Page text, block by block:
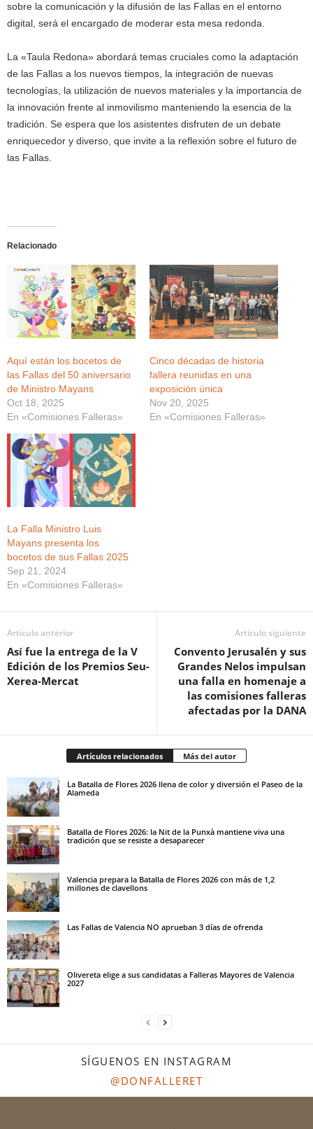
sobre la comunicación y la difusión de las Fallas en el entorno
digital, será el encargado de moderar esta mesa redonda.
La «Taula Redona» abordará temas cruciales como la adaptación
de las Fallas a los nuevos tiempos, la integración de nuevas
tecnologías, la utilización de nuevos materiales y la importancia de
la innovación frente al inmovilismo manteniendo la esencia de la
tradición. Se espera que los asistentes disfruten de un debate
enriquecedor y diverso, que invite a la reflexión sobre el futuro de
las Fallas.
Relacionado
Aquí están los bocetos de
las Fallas del 50 aniversario
de Ministro Mayans
Oct 18, 2025
En «Comisiones Falleras»
Cinco décadas de historia
fallera reunidas en una
exposición única
Nov 20, 2025
En «Comisiones Falleras»
La Falla Ministro Luis
Mayans presenta los
bocetos de sus Fallas 2025
Sep 21, 2024
En «Comisiones Falleras»
Artículo anterior
Así fue la entrega de la V
Edición de los Premios Seu-
Xerea-Mercat
Artículo siguiente
Convento Jerusalén y sus
Grandes Nelos impulsan
una falla en homenaje a
las comisiones falleras
afectadas por la DANA
Artículos relacionados Más del autor
La Batalla de Flores 2026 llena de color y diversión el Paseo de la
Alameda
Batalla de Flores 2026: la Nit de la Punxà mantiene viva una
tradición que se resiste a desaparecer
Valencia prepara la Batalla de Flores 2026 con más de 1,2
millones de clavellons
Las Fallas de Valencia NO aprueban 3 días de ofrenda
Olivereta elige a sus candidatas a Falleras Mayores de Valencia
2027
SÍGUENOS EN INSTAGRAM
@DONFALLERET